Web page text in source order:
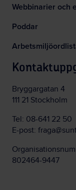
Webbinarier och
Poddar
Bryggargatan 4
111 21 Stockholm
Tel: 08-641 22 50
E-post:
802464-9447